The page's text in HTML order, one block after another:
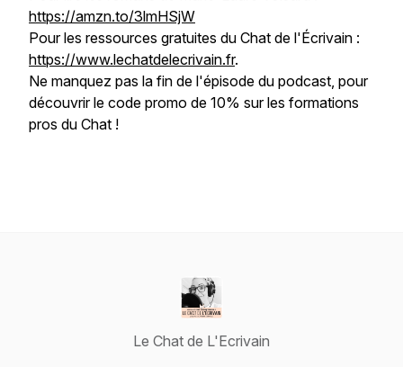
https://amzn.to/3lmHSjW
Pour les ressources gratuites du Chat de l'Écrivain :
https://www.lechatdelecrivain.fr.
Ne manquez pas la fin de l'épisode du podcast, pour
découvrir le code promo de 10% sur les formations
pros du Chat !
Le Chat de L'Ecrivain